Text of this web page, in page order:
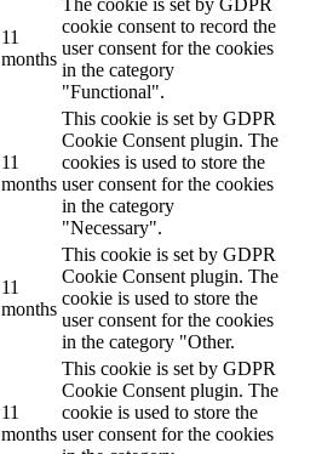
11
months
cookie consent to record the
user consent for the cookies
in the category
"Functional".
11
months
This cookie is set by GDPR
Cookie Consent plugin. The
cookies is used to store the
user consent for the cookies
in the category
"Necessary".
11
months
This cookie is set by GDPR
Cookie Consent plugin. The
cookie is used to store the
user consent for the cookies
in the category "Other.
11
months
This cookie is set by GDPR
Cookie Consent plugin. The
cookie is used to store the
user consent for the cookies